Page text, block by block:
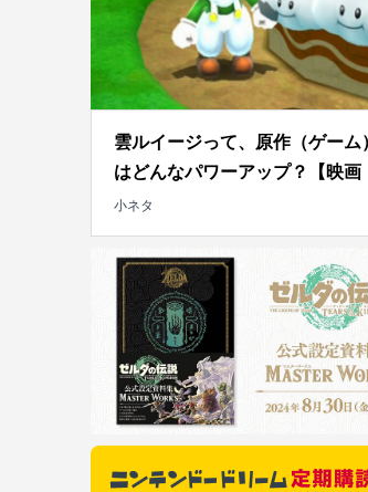
雲ルイージって、原作（ゲーム
はどんなパワーアップ？【映画
小ネタ